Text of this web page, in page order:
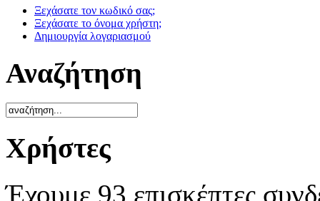
Ξεχάσατε τον κωδικό σας;
Ξεχάσατε το όνομα χρήστη;
Δημιουργία λογαριασμού
Αναζήτηση
Χρήστες
Έχουμε 93 επισκέπτες